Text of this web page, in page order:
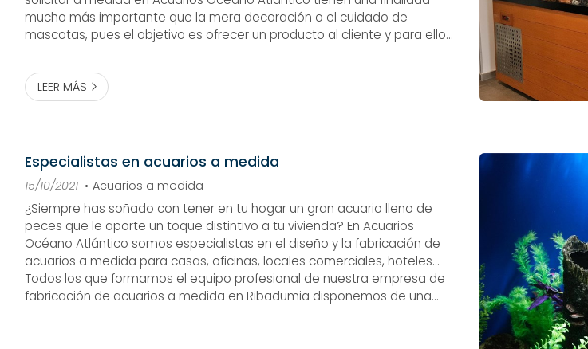
mucho más importante que la mera decoración o el cuidado de
mascotas, pues el objetivo es ofrecer un producto al cliente y para ello
importantes y meticulosas...
LEER MÁS
Especialistas en acuarios a medida
15/10/2021 Acuarios a medida
¿Siempre has soñado con tener en tu hogar un gran acuario lleno de
peces que le aporte un toque distintivo a tu vivienda? En Acuarios
Océano Atlántico somos especialistas en el diseño y la fabricación de
acuarios a medida para casas, oficinas, locales comerciales, hoteles…
Todos los que formamos el equipo profesional de nuestra empresa de
fabricación de acuarios a medida en Ribadumia disponemos de una